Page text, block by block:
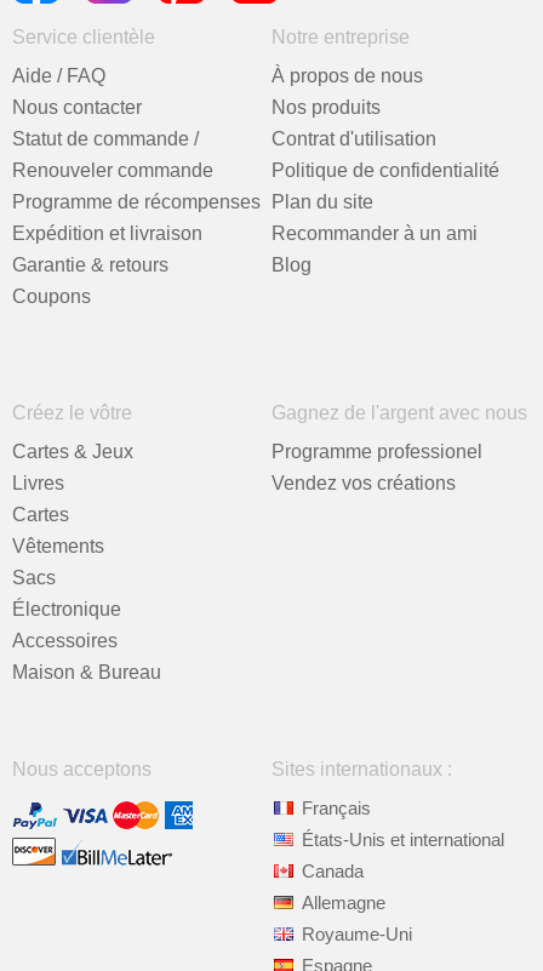
Service clientèle
Aide / FAQ
Nous contacter
Statut de commande /
Renouveler commande
Programme de récompenses
Expédition et livraison
Garantie & retours
Coupons
Notre entreprise
À propos de nous
Nos produits
Contrat d'utilisation
Politique de confidentialité
Plan du site
Recommander à un ami
Blog
Créez le vôtre
Cartes & Jeux
Livres
Cartes
Vêtements
Sacs
Électronique
Accessoires
Maison & Bureau
Gagnez de l'argent avec nous
Programme professionel
Vendez vos créations
Nous acceptons
Sites internationaux :
Français
États-Unis et international
Canada
Allemagne
Royaume-Uni
Espagne